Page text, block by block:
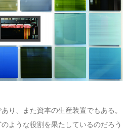
り、また資本の生産装置でもある。
ような役割を果たしているのだろう